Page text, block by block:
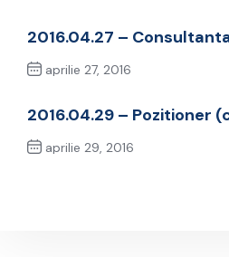
2016.04.27 –
aprilie 27, 2016
2016.04.29 – Pozitioner
aprilie 29, 2016